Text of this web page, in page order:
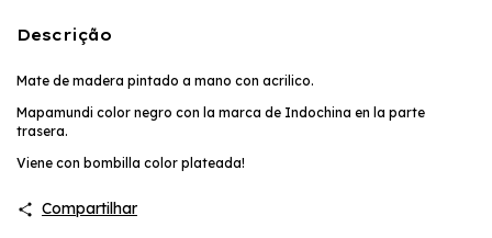
Descrição
Mate de madera pintado a mano con acrilico.
Mapamundi color negro con la marca de Indochina en la parte
trasera.
Viene con bombilla color plateada!
Compartilhar